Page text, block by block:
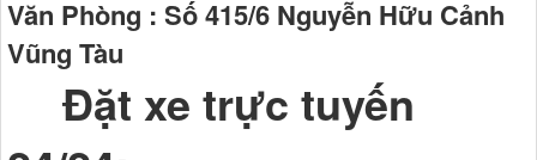
Văn Phòng : Số 415/6 Nguyễn Hữu Cảnh
Vũng Tàu
Đặt xe trực tuyến